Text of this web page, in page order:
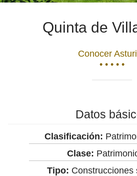
Quinta de
Conocer
• • • • •
Datos
Clasificación:
Clase:
Tipo: Construcciones